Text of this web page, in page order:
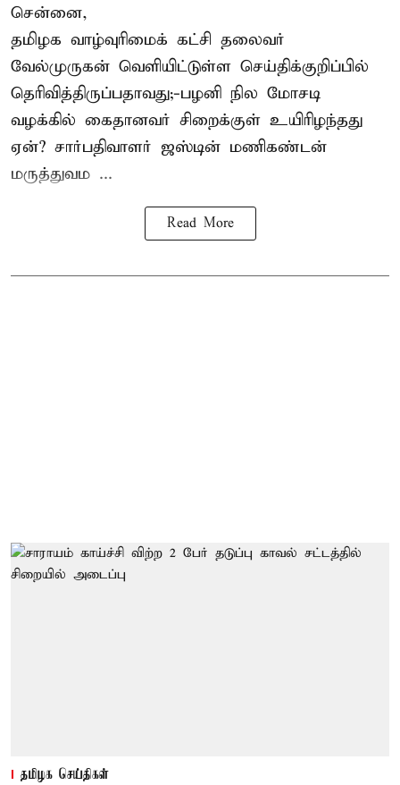
சென்னை,
தமிழக வாழ்வுரிமைக் கட்சி தலைவர்
வேல்முருகன் வெளியிட்டுள்ள செய்திக்குறிப்பில்
தெரிவித்திருப்பதாவது;-பழனி நில மோசடி
வழக்கில் கைதானவர் சிறைக்குள் உயிரிழந்தது
ஏன்? சார்பதிவாளர் ஜஸ்டின் மணிகண்டன்
மருத்துவம ...
Read More
தமிழக செய்திகள்